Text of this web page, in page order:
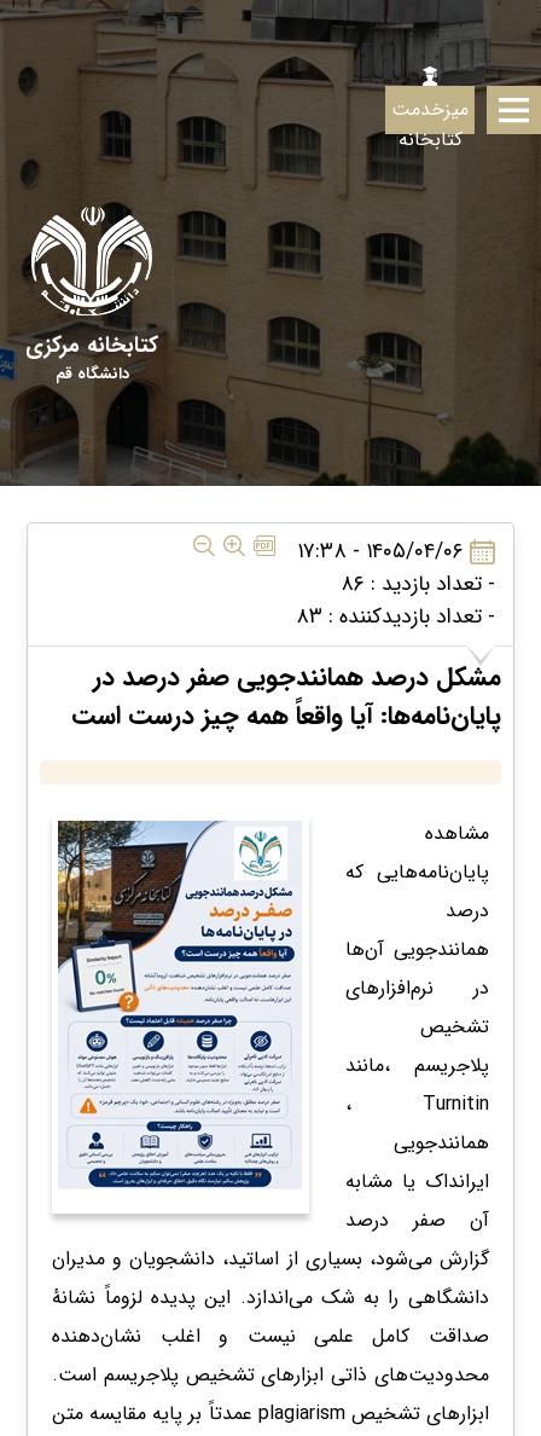
میزخدمت
کتابخانه
کتابخانه مرکزی
دانشگاه قم
۱۴۰۵/۰۴/۰۶ - ۱۷:۳۸
- تعداد بازدید : ۸۶
- تعداد بازدیدکننده : ۸۳
مشکل درصد همانندجویی صفر درصد در
پایان‌نامه‌ها: آیا واقعاً همه چیز درست است
مشاهده
پایان‌نامه‌هایی که
درصد
همانندجویی آن‌ها
در نرم‌افزارهای
تشخیص
پلاجریسم ،مانند
Turnitin ،
همانندجویی
ایرانداک یا مشابه
آن صفر درصد
گزارش می‌شود، بسیاری از اساتید، دانشجویان و مدیران
دانشگاهی را به شک می‌اندازد. این پدیده لزوماً نشانهٔ
صداقت کامل علمی نیست و اغلب نشان‌دهنده
محدودیت‌های ذاتی ابزارهای تشخیص پلاجریسم است.
ابزارهای تشخیص plagiarism عمدتاً بر پایه مقایسه متن